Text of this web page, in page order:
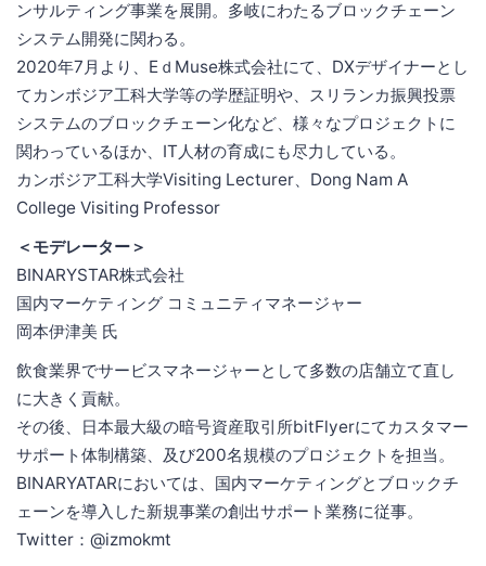
ンサルティング事業を展開。多岐にわたるブロックチェーン
システム開発に関わる。
2020年7月より、EｄMuse株式会社にて、DXデザイナーとし
てカンボジア工科大学等の学歴証明や、スリランカ振興投票
システムのブロックチェーン化など、様々なプロジェクトに
関わっているほか、IT人材の育成にも尽力している。
カンボジア工科大学Visiting Lecturer、Dong Nam A
College Visiting Professor
＜モデレーター＞
BINARYSTAR株式会社
国内マーケティング コミュニティマネージャー
岡本伊津美 氏
飲食業界でサービスマネージャーとして多数の店舗立て直し
に大きく貢献。
その後、日本最大級の暗号資産取引所bitFlyerにてカスタマー
サポート体制構築、及び200名規模のプロジェクトを担当。
BINARYATARにおいては、国内マーケティングとブロックチ
ェーンを導入した新規事業の創出サポート業務に従事。
Twitter：@izmokmt